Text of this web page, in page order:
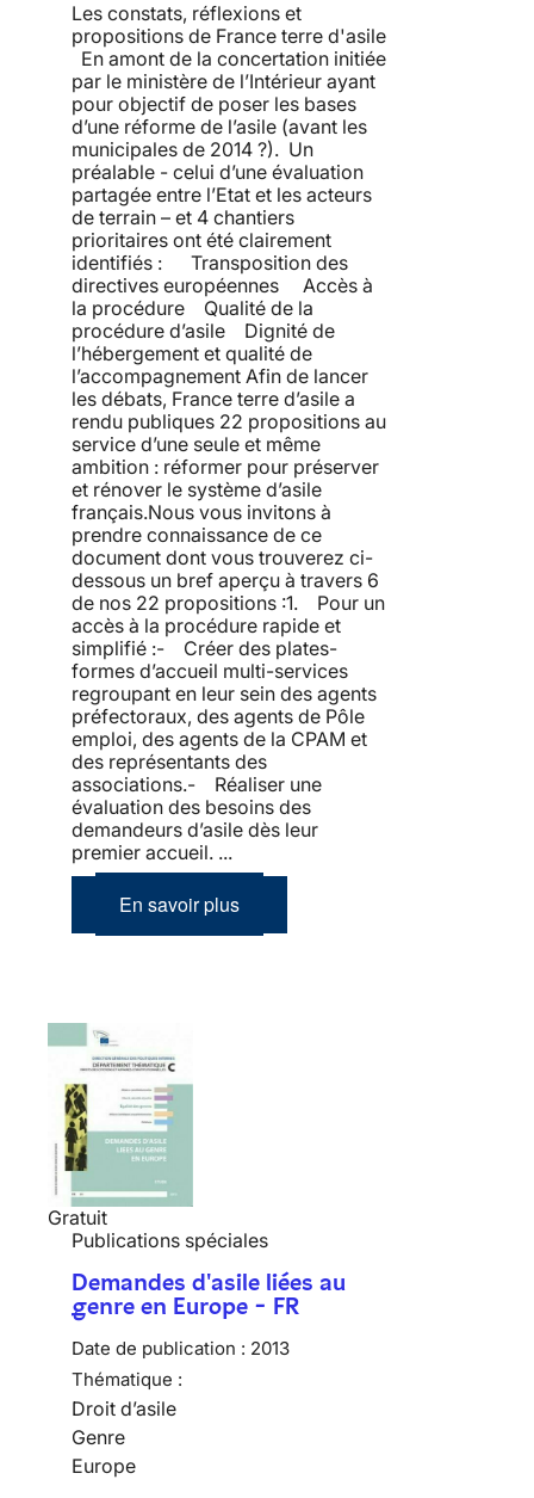
Les constats, réflexions et
propositions de France terre d'asile
En amont de la concertation initiée
par le ministère de l’Intérieur ayant
pour objectif de poser les bases
d’une réforme de l’asile (avant les
municipales de 2014 ?). Un
préalable - celui d’une évaluation
partagée entre l’Etat et les acteurs
de terrain – et 4 chantiers
prioritaires ont été clairement
identifiés : Transposition des
directives européennes Accès à
la procédure Qualité de la
procédure d’asile Dignité de
l’hébergement et qualité de
l’accompagnement Afin de lancer
les débats, France terre d’asile a
rendu publiques 22 propositions au
service d’une seule et même
ambition : réformer pour préserver
et rénover le système d’asile
français.Nous vous invitons à
prendre connaissance de ce
document dont vous trouverez ci-
dessous un bref aperçu à travers 6
de nos 22 propositions :1. Pour un
accès à la procédure rapide et
simplifié :- Créer des plates-
formes d’accueil multi-services
regroupant en leur sein des agents
préfectoraux, des agents de Pôle
emploi, des agents de la CPAM et
des représentants des
associations.- Réaliser une
évaluation des besoins des
demandeurs d’asile dès leur
premier accueil. ...
En savoir plus
Gratuit
Publications spéciales
Demandes d'asile liées au
genre en Europe - FR
Date de publication : 2013
Thématique :
Droit d’asile
Genre
Europe